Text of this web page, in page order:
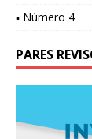
▪ Número 4
PARES